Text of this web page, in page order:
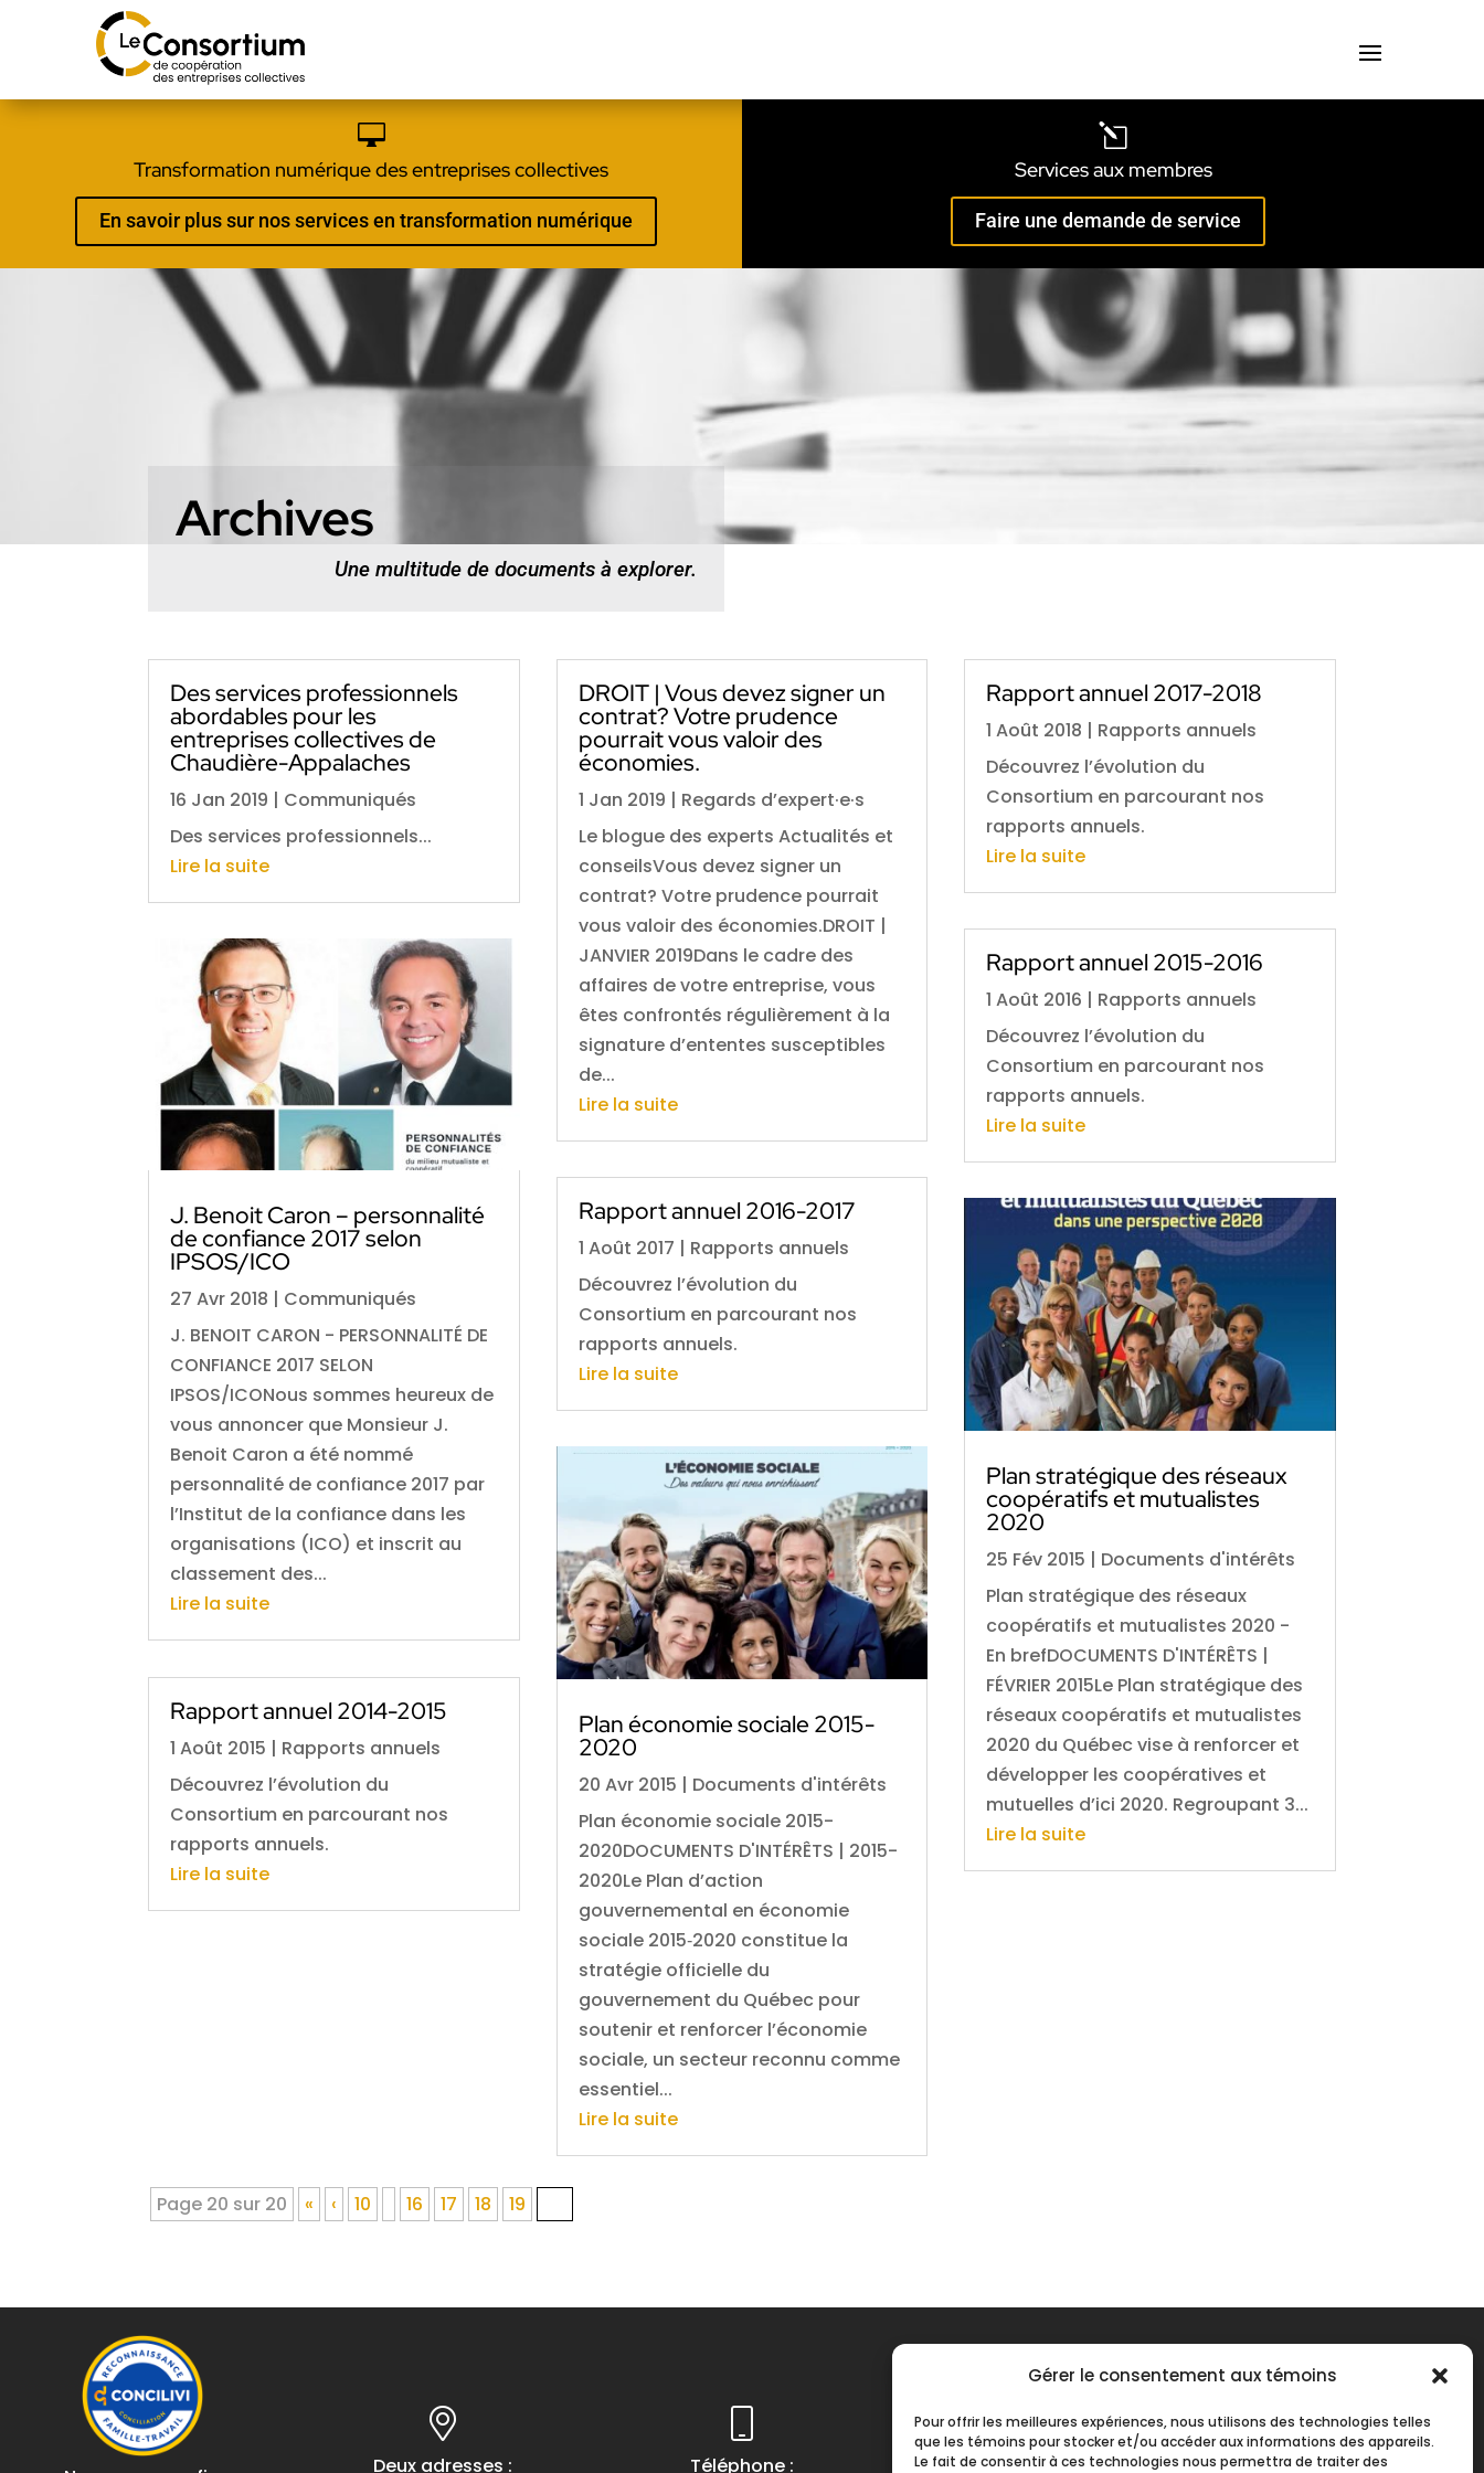
Gérer le consentement aux témoins
Pour offrir les meilleures expériences, nous utilisons des technologies telles
que les témoins pour stocker et/ou accéder aux informations des appareils.
Le fait de consentir à ces technologies nous permettra de traiter des

Transformation numérique des entreprises collectives
En savoir plus sur nos services en transformation numérique
l
Services aux membres
Faire une demande de service
Archives
Une multitude de documents à explorer.
Des services professionnels
abordables pour les
entreprises collectives de
Chaudière-Appalaches
16 Jan 2019 | Communiqués
Des services professionnels...
Lire la suite
J. Benoit Caron – personnalité
de confiance 2017 selon
IPSOS/ICO
27 Avr 2018 | Communiqués
J. BENOIT CARON - PERSONNALITÉ DE
CONFIANCE 2017 SELON
IPSOS/ICONous sommes heureux de
vous annoncer que Monsieur J.
Benoit Caron a été nommé
personnalité de confiance 2017 par
l’Institut de la confiance dans les
organisations (ICO) et inscrit au
classement des...
Lire la suite
Rapport annuel 2014-2015
1 Août 2015 | Rapports annuels
Découvrez l’évolution du
Consortium en parcourant nos
rapports annuels.
Lire la suite
DROIT | Vous devez signer un
contrat? Votre prudence
pourrait vous valoir des
économies.
1 Jan 2019 | Regards d’expert·e·s
Le blogue des experts Actualités et
conseilsVous devez signer un
contrat? Votre prudence pourrait
vous valoir des économies.DROIT |
JANVIER 2019Dans le cadre des
affaires de votre entreprise, vous
êtes confrontés régulièrement à la
signature d’ententes susceptibles
de...
Lire la suite
Rapport annuel 2016-2017
1 Août 2017 | Rapports annuels
Découvrez l’évolution du
Consortium en parcourant nos
rapports annuels.
Lire la suite
Plan économie sociale 2015-
2020
20 Avr 2015 | Documents d'intérêts
Plan économie sociale 2015-
2020DOCUMENTS D'INTÉRÊTS | 2015-
2020Le Plan d’action
gouvernemental en économie
sociale 2015‑2020 constitue la
stratégie officielle du
gouvernement du Québec pour
soutenir et renforcer l’économie
sociale, un secteur reconnu comme
essentiel...
Lire la suite
Rapport annuel 2017-2018
1 Août 2018 | Rapports annuels
Découvrez l’évolution du
Consortium en parcourant nos
rapports annuels.
Lire la suite
Rapport annuel 2015-2016
1 Août 2016 | Rapports annuels
Découvrez l’évolution du
Consortium en parcourant nos
rapports annuels.
Lire la suite
Plan stratégique des réseaux
coopératifs et mutualistes
2020
25 Fév 2015 | Documents d'intérêts
Plan stratégique des réseaux
coopératifs et mutualistes 2020 -
En brefDOCUMENTS D'INTÉRÊTS |
FÉVRIER 2015Le Plan stratégique des
réseaux coopératifs et mutualistes
2020 du Québec vise à renforcer et
développer les coopératives et
mutuelles d’ici 2020. Regroupant 3...
Lire la suite
Page 20 sur 20 « ‹ 10 16 17 18 19
Deux adresses : Téléphone : Heures d’ouverture :